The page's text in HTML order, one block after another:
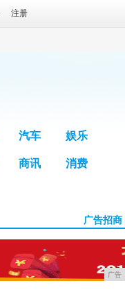
注册
汽车 娱乐
商讯 消费
广告招商
广告